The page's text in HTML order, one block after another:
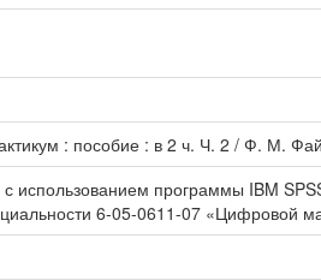
: пособие : в 2 ч. Ч. 2 / Ф. М.
использованием программы IBM
6-05-0611-07 «Цифровой